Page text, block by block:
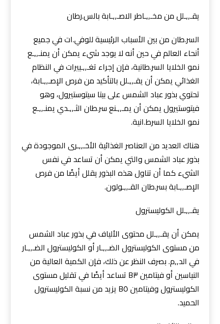
يقـ,,ـلل من مخـ,,ـاطر الاصـ,,ـابة بالس.رطان
السر.طان من بين الأسباب الرئيسية للوفي.ات في جميع
أنحاء العالم في حين أنه لا يوجد شيء يمكن أن يمنـ,,ـع
نمو الخلايا السر.طانية، فإن إجراء تغـ,,ـييرات في النظام
الغذائي يمكن أن يقـ,,ـلل بالتأكيد من فرص الإصـ,,ـابة،
تحتوي بذور عباد الشمس على بيتا سيتوستيرول، وهو
فيتوستيرول يمكن أن يمـ,,ـنع سر.طان الثـ,,ـدي يمنـ,,ـع
نمو الخلايا السرط.انية.
هناك العديد من العناصر الغذائية الأخـ,,ـرى الموجودة في
بذور عباد الشمس والتي يمكن أن تساعد في نفس
الشيء كما أن تناول هذه البذور يقلل أيضًا من فرص
الإصـ,,ـابة بسر.طان القـ,,ـولون.
يقـ,,ـلل الكوليسترول
يمكن أن يقـ,,ـلل محتوى الألياف في بذور عباد الشمس
من مستوى الكوليسترول الضـ,,ـار أو الكوليسترول الضـ,,ـار
في الد,,م. بصرف النظر عن ذلك، فإن الكمية العالية من
النياسين أو فيتامين B٣ تساعد أيضًا في تقليل مستوى
الكوليسترول وفيتامين B٥ يزيد من نسبة الكوليسترول
الحميد.